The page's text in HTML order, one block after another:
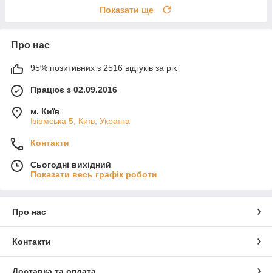
Показати ще
Про нас
95% позитивних з 2516 відгуків за рік
Працює з 02.09.2016
м. Київ
Ізюмська 5, Київ, Україна
Контакти
Сьогодні вихідний
Показати весь графік роботи
Про нас
Контакти